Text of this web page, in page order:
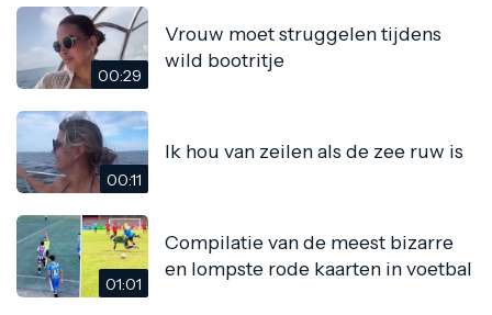
00:29
Vrouw moet struggelen tijdens
wild bootritje
00:11
Ik hou van zeilen als de zee ruw is
01:01
Compilatie van de meest bizarre
en lompste rode kaarten in voetbal